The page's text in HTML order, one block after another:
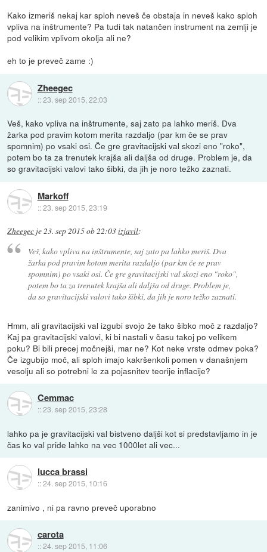
Kako izmeriš nekaj kar sploh neveš če obstaja in neveš kako sploh
vpliva na inštrumente? Pa tudi tak natančen instrument na zemlji je
pod velikim vplivom okolja ali ne?
eh to je preveč zame :)
Zheegec
::23. sep 2015, 22:03
Veš, kako vpliva na inštrumente, saj zato pa lahko meriš. Dva
žarka pod pravim kotom merita razdaljo (par km če se prav
spomnim) po vsaki osi. Če gre gravitacijski val skozi eno "roko",
potem bo ta za trenutek krajša ali daljša od druge. Problem je, da
so gravitacijski valovi tako šibki, da jih je noro težko zaznati.
Markoff
::23. sep 2015, 23:19
Zheegec je23. sep 2015 ob 22:03izjavil:
Veš, kako vpliva na inštrumente, saj zato pa lahko meriš. Dva
žarka pod pravim kotom merita razdaljo (par km če se prav
spomnim) po vsaki osi. Če gre gravitacijski val skozi eno "roko",
potem bo ta za trenutek krajša ali daljša od druge. Problem je,
da so gravitacijski valovi tako šibki, da jih je noro težko zaznati.
Hmm, ali gravitacijski val izgubi svojo že tako šibko moč z razdaljo?
Kaj pa gravitacijski valovi, ki bi nastali v času takoj po velikem
poku? Bi bili precej močnejši, mar ne? Kot neke vrste odmev poka?
Če izgubijo moč, ali sploh imajo kakršenkoli pomen v današnjem
vesolju ali so potrebni le za pojasnitev teorije inflacije?
Cemmac
::23. sep 2015, 23:28
lahko pa je gravitacijski val bistveno daljši kot si predstavljamo in je
čas ko val pride lahko na vec 1000let ali vec...
lucca brassi
::24. sep 2015, 10:16
zanimivo , ni pa ravno preveč uporabno
carota
::24. sep 2015, 11:06